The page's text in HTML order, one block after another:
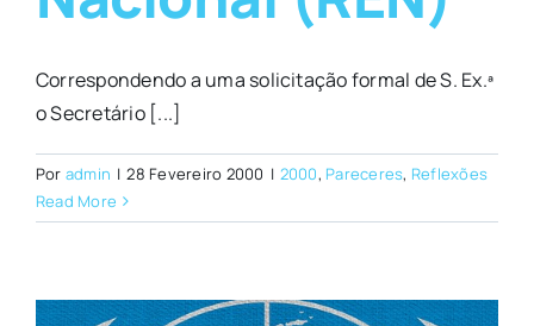
Correspondendo a uma solicitação formal de S. Ex.ª
o Secretário [...]
Por admin | 28 Fevereiro 2000 | 2000, Pareceres, Reflexões
Read More